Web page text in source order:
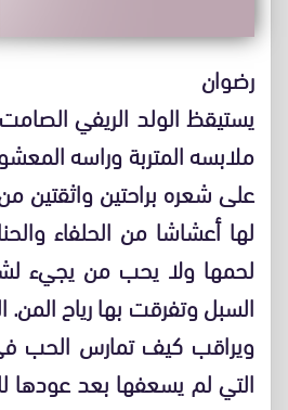
رضوان
يستيقظ الولد الريفي
ملابسه المتربة وراسه
على شعره براحتين واثقتين
لها أعشاشا من الحلفاء
لحمها ولا يحب من يجيء
السبل وتفرقت بها رياح
ويراقب كيف تمارس الحب
التي لم يسعفها بعد عودها